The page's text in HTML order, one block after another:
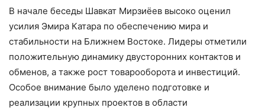
В начале беседы Шавкат Мирзиёев высоко оценил
усилия Эмира Катара по обеспечению мира и
стабильности на Ближнем Востоке. Лидеры отметили
положительную динамику двусторонних контактов и
обменов, а также рост товарооборота и инвестиций.
Особое внимание было уделено подготовке и
реализации крупных проектов в области